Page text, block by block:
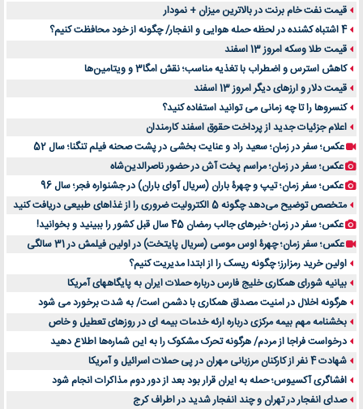
قیمت نفت خام برنت در بالاترین میزان + نمودار
4 اشتباه کشنده در لحظه حمله هوایی و انفجار/ چگونه از خود محافظت کنیم؟
قیمت طلا وسکه امروز 13 اسفند
کاهش استرس و اضطراب با تغذیه مناسب؛ نقش امگا3 و ویتامین‌ها
قیمت دلار و ارزهای دیگر امروز 13 اسفند
کنسروها را تا چه زمانی می توانید استفاده کنید؟
اعلام جزئیات جدید از پرداخت حقوق اسفند کارمندان
عکس؛ سفر در زمان؛ سعید راد و عنایت بخشی در پشت صحنه فیلم تنگنا؛ سال 52
عکس؛ سفر در زمان؛ مراسم پخت آش در حضور ناصرالدین‌شاه
عکس؛ سفر زمان؛ تیپ و چهرۀ باران (سریال آوای باران) در جشنواره فجر؛ سال 96
متخصص توضیح می‌دهد چگونه 5 الکترولیت ضروری را از غذاهای طبیعی دریافت کنید
عکس؛ سفر در زمان؛ خبرهای جالب رمضان 45 سال قبل کشور را ببینید و بخوانید!
عکس؛ سفر زمان؛ چهرۀ اوس موسی (سریال پایتخت) در اولین فیلمش در 31 سالگی
اولین خرید رمزارز؛ چگونه ریسک را از ابتدا مدیریت کنیم؟
بیانیه شورای همکاری خلیج فارس درباره حملات ایران به پایگاههای آمریکا
هرگونه اخلال در امنیت مصداق همکاری با دشمن است/ به شدت برخورد می شود
بخشنامه مهم بیمه مرکزی درباره ارئه خدمات بیمه ای در روزهای تعطیل و خاص
درخواست فراجا از مردم/ هرگونه تحرک مشکوک را به این شماره‌ها اطلاع دهید
شهادت 4 نفر از کارکنان مرزبانی مهران در پی حملات اسرائیل و آمریکا
افشاگری آکسیوس؛ حمله به ایران قرار بود بعد از دور دوم مذاکرات انجام شود
صدای انفجار در تهران و چند انفجار شدید در اطراف کرج